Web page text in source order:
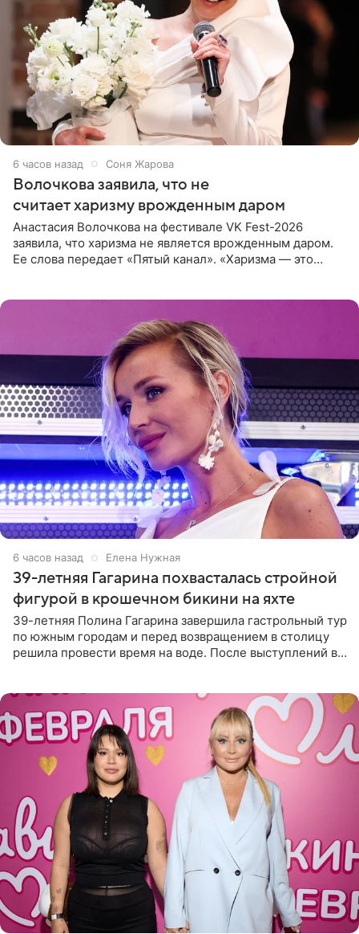
6 часов назад Соня Жарова
Волочкова заявила, что не
считает харизму врожденным даром
Анастасия Волочкова на фестивале VK Fest-2026
заявила, что харизма не является врожденным даром.
Ее слова передает «Пятый канал». «Харизма — это
6 часов назад Елена Нужная
39-летняя Гагарина похвасталась стройной
фигурой в крошечном бикини на яхте
39-летняя Полина Гагарина завершила гастрольный тур
по южным городам и перед возвращением в столицу
решила провести время на воде. После выступлений в